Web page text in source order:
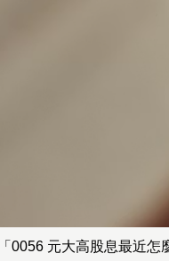
0056 元大高股息最近怎